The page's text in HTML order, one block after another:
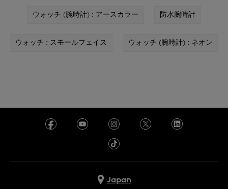
ウォッチ (腕時計) : アースカラー 防水腕時計
ウォッチ : スモールフェイス ウォッチ (腕時計) : ネオン
Japan